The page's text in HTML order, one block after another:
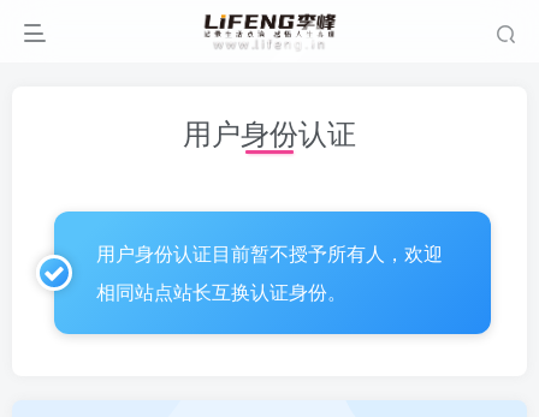
用户身份认证
用户身份认证目前暂不授予所有人，欢迎
相同站点站长互换认证身份。